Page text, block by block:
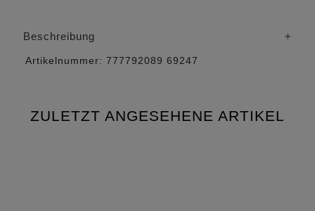
Beschreibung
Artikelnummer: 777792089 69247
ZULETZT ANGESEHENE ARTIKEL